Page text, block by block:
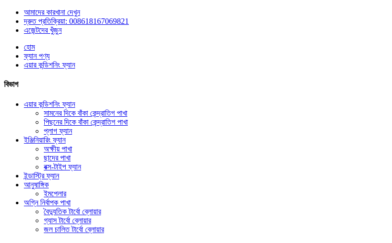
আমাদের কারখানা দেখুন
দ্রুত প্রতিক্রিয়া: 008618167069821
এজেন্টদের খুঁজুন
হোম
ফ্যান পণ্য
এয়ার কন্ডিশনিং ফ্যান
বিভাগ
এয়ার কন্ডিশনিং ফ্যান
সামনের দিকে বাঁকা কেন্দ্রাতিগ পাখা
পিছনের দিকে বাঁকা কেন্দ্রাতিগ পাখা
প্লাগ ফ্যান
ইঞ্জিনিয়ারিং ফ্যান
অক্ষীয় পাখা
ছাদের পাখা
বক্স-টাইপ ফ্যান
ইন্ডাস্ট্রি ফ্যান
আনুষাঙ্গিক
ইমপেলার
অগ্নি নির্বাপক পাখা
বৈদ্যুতিক টার্বো ব্লোয়ার
গ্যাস টার্বো ব্লোয়ার
জল চালিত টার্বো ব্লোয়ার